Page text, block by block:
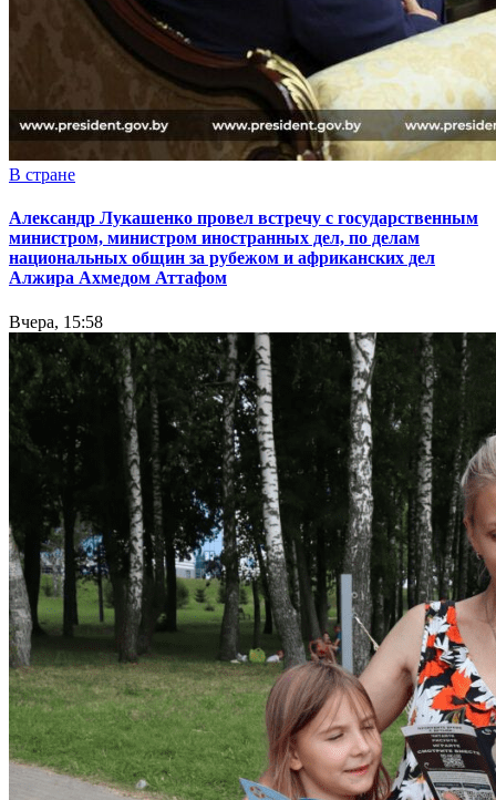
В стране
Александр Лукашенко провел встречу с государственным
министром, министром иностранных дел, по делам
национальных общин за рубежом и африканских дел
Алжира Ахмедом Аттафом
Вчера, 15:58